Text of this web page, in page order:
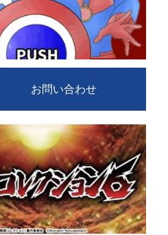
お問い合わせ